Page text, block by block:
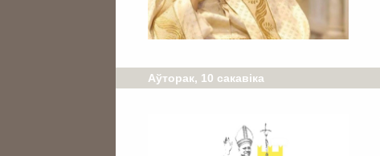
Аўторак, 10 сакавіка